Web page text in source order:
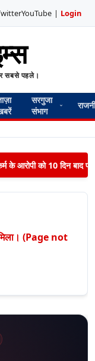
YouTube | Login
सबसे पहले।
सरगुजा
संभाग
के आरोपी को 10 दिन बाद
(Page not